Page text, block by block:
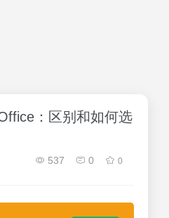
：区别和如何选
537 0 0